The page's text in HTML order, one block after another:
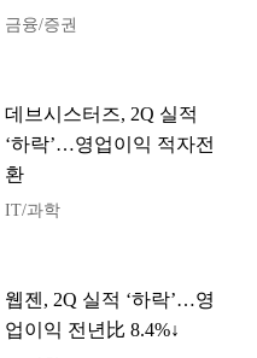
금융/증권
데브시스터즈, 2Q 실적
‘하락’…영업이익 적자전
환
IT/과학
웹젠, 2Q 실적 ‘하락’…영
업이익 전년比 8.4%↓